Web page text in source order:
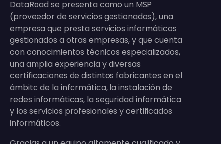
DataRoad se presenta como un MSP
(proveedor de servicios gestionados), una
empresa que presta servicios informáticos
gestionados a otras empresas, y que cuenta
con conocimientos técnicos especializados,
una amplia experiencia y diversas
certificaciones de distintos fabricantes en el
ámbito de la informática, la instalación de
redes informáticas, la seguridad informática
y los servicios profesionales y certificados
informáticos.